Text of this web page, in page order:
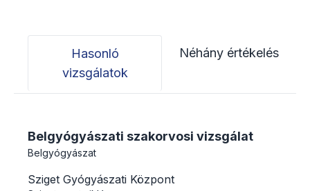
Hasonló
vizsgálatok
Néhány értékelés
Belgyógyászati szakorvosi vizsgálat
Belgyógyászat
Sziget Gyógyászati Központ